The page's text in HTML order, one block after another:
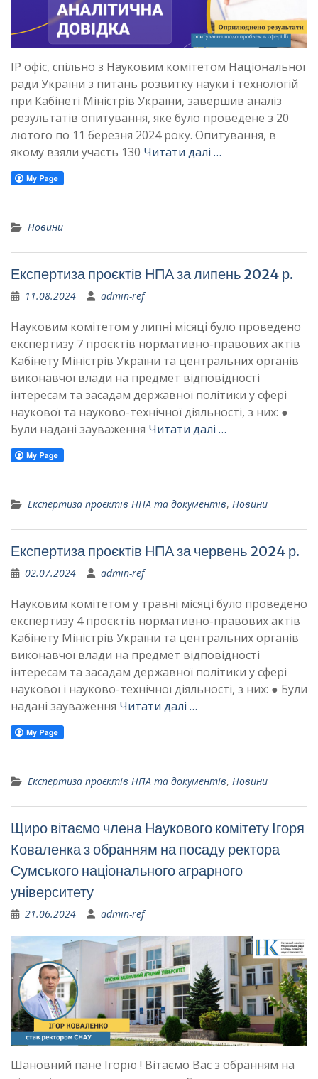
ІР офіс, спільно з Науковим комітетом Національної
ради України з питань розвитку науки і технологій
при Кабінеті Міністрів України, завершив аналіз
результатів опитування, яке було проведене з 20
лютого по 11 березня 2024 року. Опитування, в
якому взяли участь 130 Читати далі …
Новини
Експертиза проєктів НПА за липень 2024 р.
11.08.2024 admin-ref
Науковим комітетом у липні місяці було проведено
експертизу 7 проєктів нормативно-правових актів
Кабінету Міністрів України та центральних органів
виконавчої влади на предмет відповідності
інтересам та засадам державної політики у сфері
наукової та науково-технічної діяльності, з них: ●
Були надані зауваження Читати далі …
Експертиза проєктів НПА та документів, Новини
Експертиза проєктів НПА за червень 2024 р.
02.07.2024 admin-ref
Науковим комітетом у травні місяці було проведено
експертизу 4 проєктів нормативно-правових актів
Кабінету Міністрів України та центральних органів
виконавчої влади на предмет відповідності
інтересам та засадам державної політики у сфері
наукової і науково-технічної діяльності, з них: ● Були
надані зауваження Читати далі …
Експертиза проєктів НПА та документів, Новини
Щиро вітаємо члена Наукового комітету Ігоря
Коваленка з обранням на посаду ректора
Сумського національного аграрного
університету
21.06.2024 admin-ref
Шановний пане Ігорю ! Вітаємо Вас з обранням на